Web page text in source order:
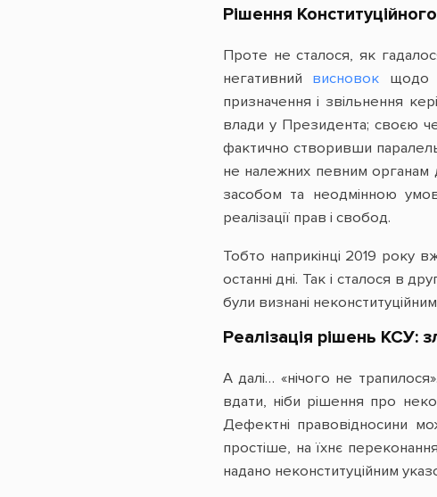
Рішення
Проте не сталося, як
негативний висновок щодо
призначення і звільнення
влади у Президента; своєю
фактично створивши
не належних певним органам
засобом та неодмінною
реалізації прав і свобод.
Тобто наприкінці 2019 року
останні дні. Так і сталося в
були визнані
Реалізація рішень КСУ:
А далі… «нічого не
вдати, ніби рішення про
Дефектні правовідносини
простіше, на їхнє
надано неконституційним